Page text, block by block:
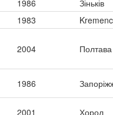
1986
Зіньків
1983
2004 Полтава
1986
2001 Хорол